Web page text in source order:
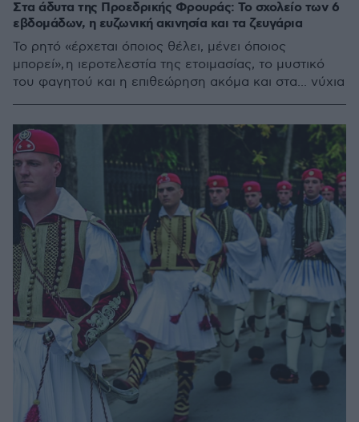
Στα άδυτα της Προεδρικής Φρουράς: Το σχολείο των 6
εβδομάδων, η ευζωνική ακινησία και τα ζευγάρια
Το ρητό «έρχεται όποιος θέλει, μένει όποιος
μπορεί», η ιεροτελεστία της ετοιμασίας, το μυστικό
του φαγητού και η επιθεώρηση ακόμα και στα... νύχια